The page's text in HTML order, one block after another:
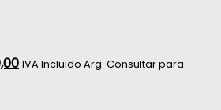
IVA Incluido Arg. Consultar para